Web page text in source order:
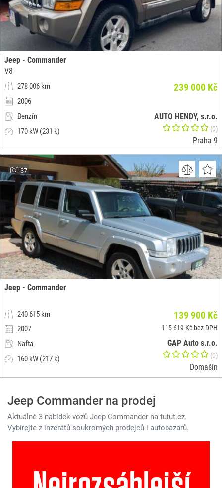
Jeep - Commander
V8
278 006 km
2006
Benzín
170 kW (231 k)
239 000 Kč
AUTO HENDY, s.r.o.
(0)
Praha 9
37
Jeep - Commander
240 615 km
2007
Nafta
160 kW (217 k)
139 900 Kč
115 619 Kč bez DPH
GAP Auto s.r.o.
(0)
Domašín
Jeep Commander na prodej
Aktuálně 3 nabídek vozů Jeep Commander na tutut.cz.
Vybírejte z inzerátů soukromých prodejců i autobazarů.